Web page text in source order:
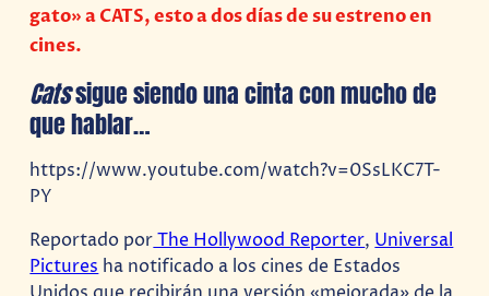
gato» a CATS, esto a dos días de su estreno en
cines.
Catssigue siendo una cinta con mucho de
que hablar…
https://www.youtube.com/watch?v=0SsLKC7T-
PY
Reportado porThe Hollywood Reporter, Universal
Pictures ha notificado a los cines de Estados